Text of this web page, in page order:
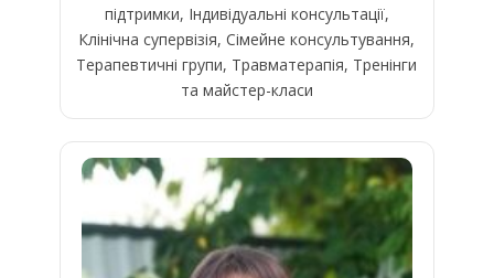
підтримки, Індивідуальні консультації,
Клінічна супервізія, Сімейне консультування,
Терапевтичні групи, Травматерапія, Тренінги
та майстер-класи